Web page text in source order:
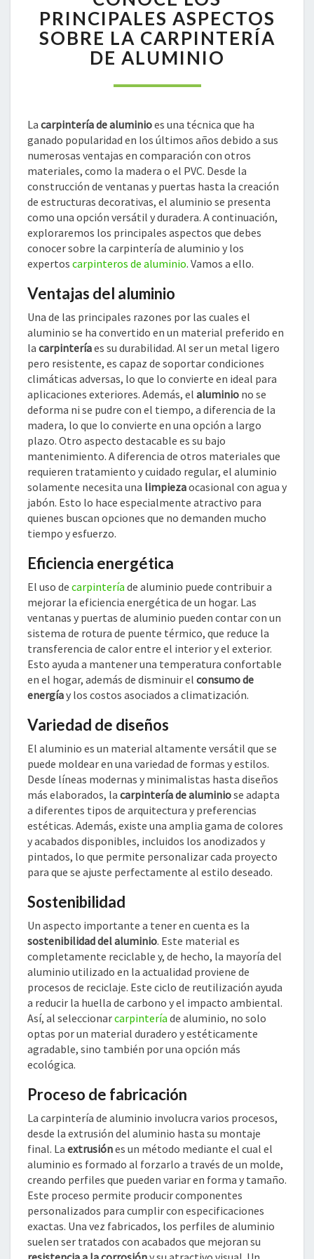
PRINCIPALES
ASPECTOS
SOBRE
LA
DE
PRINCIPALES ASPECTOS
SOBRE LA CARPINTERÍA
DE ALUMINIO
La carpintería de aluminioes una técnica que ha
ganado popularidad en los últimos años debido a sus
numerosas ventajas en comparación con otros
materiales, como la madera o el PVC. Desde la
construcción de ventanas y puertas hasta la creación
de estructuras decorativas, el aluminio se presenta
como una opción versátil y duradera. A continuación,
exploraremos los principales aspectos que debes
conocer sobre la carpintería de aluminio y los
expertos carpinteros de aluminio. Vamos a ello.
Ventajas del aluminio
Una de las principales razones por las cuales el
aluminio se ha convertido en un material preferido en
la carpinteríaes su durabilidad. Al ser un metal ligero
pero resistente, es capaz de soportar condiciones
climáticas adversas, lo que lo convierte en ideal para
aplicaciones exteriores. Además, el aluminio no se
deforma ni se pudre con el tiempo, a diferencia de la
madera, lo que lo convierte en una opción a largo
plazo. Otro aspecto destacable es su bajo
mantenimiento. A diferencia de otros materiales que
requieren tratamiento y cuidado regular, el aluminio
solamente necesita una limpiezaocasional con agua y
jabón. Esto lo hace especialmente atractivo para
quienes buscan opciones que no demanden mucho
tiempo y esfuerzo.
Eficiencia energética
El uso de carpintería de aluminio puede contribuir a
mejorar la eficiencia energética de un hogar. Las
ventanas y puertas de aluminio pueden contar con un
sistema de rotura de puente térmico, que reduce la
transferencia de calor entre el interior y el exterior.
Esto ayuda a mantener una temperatura confortable
en el hogar, además de disminuir el consumo de
energíay los costos asociados a climatización.
Variedad de diseños
El aluminio es un material altamente versátil que se
puede moldear en una variedad de formas y estilos.
Desde líneas modernas y minimalistas hasta diseños
más elaborados, la carpintería de aluminiose adapta
a diferentes tipos de arquitectura y preferencias
estéticas. Además, existe una amplia gama de colores
y acabados disponibles, incluidos los anodizados y
pintados, lo que permite personalizar cada proyecto
para que se ajuste perfectamente al estilo deseado.
Sostenibilidad
Un aspecto importante a tener en cuenta es la
sostenibilidad del aluminio. Este material es
completamente reciclable y, de hecho, la mayoría del
aluminio utilizado en la actualidad proviene de
procesos de reciclaje. Este ciclo de reutilización ayuda
a reducir la huella de carbono y el impacto ambiental.
Así, al seleccionarcarpintería de aluminio, no solo
optas por un material duradero y estéticamente
agradable, sino también por una opción más
ecológica.
Proceso de fabricación
La carpintería de aluminio involucra varios procesos,
desde la extrusión del aluminio hasta su montaje
final. La extrusiónes un método mediante el cual el
aluminio es formado al forzarlo a través de un molde,
creando perfiles que pueden variar en forma y tamaño.
Este proceso permite producir componentes
personalizados para cumplir con especificaciones
exactas. Una vez fabricados, los perfiles de aluminio
suelen ser tratados con acabados que mejoran su